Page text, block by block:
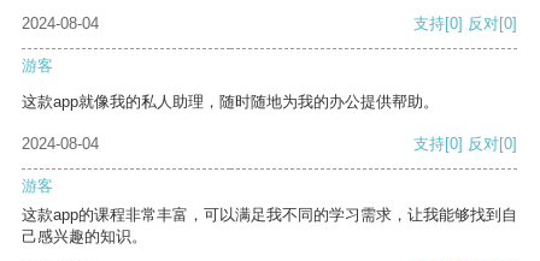
2024-08-04
支持[0] 反对[0]
游客
这款app就像我的私人助理，随时随地为我的办公提供帮助。
2024-08-04 支持[0] 反对[0]
游客
这款app的课程非常丰富，可以满足我不同的学习需求，让我能够找到自
己感兴趣的知识。